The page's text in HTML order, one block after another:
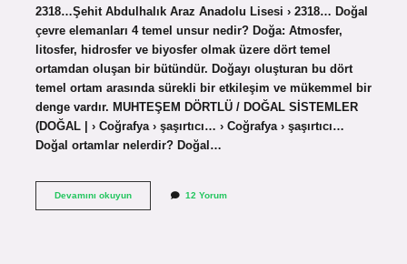
2318…Şehit Abdulhalık Araz Anadolu Lisesi › 2318… Doğal
çevre elemanları 4 temel unsur nedir? Doğa: Atmosfer,
litosfer, hidrosfer ve biyosfer olmak üzere dört temel
ortamdan oluşan bir bütündür. Doğayı oluşturan bu dört
temel ortam arasında sürekli bir etkileşim ve mükemmel bir
denge vardır. MUHTEŞEM DÖRTLÜ / DOĞAL SİSTEMLER
(DOĞAL | › Coğrafya › şaşırtıcı… › Coğrafya › şaşırtıcı…
Doğal ortamlar nelerdir? Doğal…
Devamını okuyunDoğal
12 Yorum